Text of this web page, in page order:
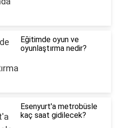
Eğitimde oyun ve
oyunlaştırma nedir?
Esenyurt'a metrobüsle
kaç saat gidilecek?